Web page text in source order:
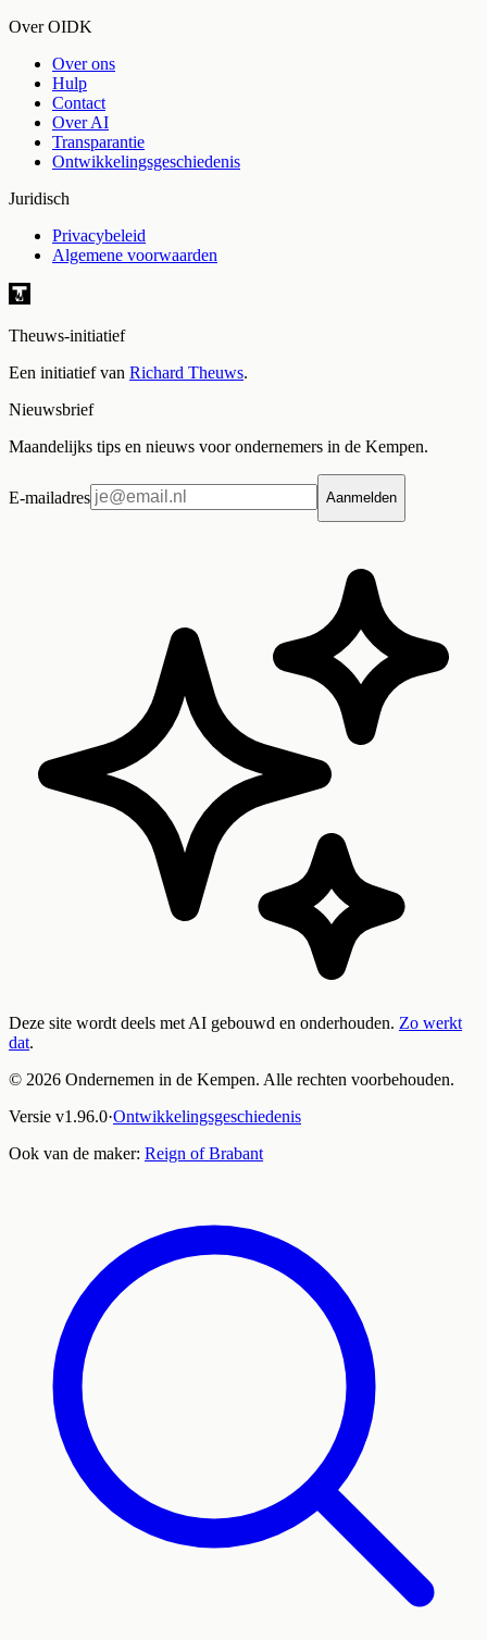
Over OIDK
Over ons
Hulp
Contact
Over AI
Transparantie
Ontwikkelingsgeschiedenis
Juridisch
Privacybeleid
Algemene voorwaarden
Theuws-initiatief
Een initiatief van Richard Theuws.
Nieuwsbrief
Maandelijks tips en nieuws voor ondernemers in de Kempen.
E-mailadres Aanmelden
Deze site wordt deels met AI gebouwd en onderhouden. Zo werkt
dat.
© 2026 Ondernemen in de Kempen. Alle rechten voorbehouden.
Versie v1.96.0·Ontwikkelingsgeschiedenis
Ook van de maker: Reign of Brabant